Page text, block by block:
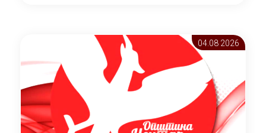
Скопје” број 9/2026), за времетраење од 3
(три) години од денот на потпишувањето на
Договорот за закуп со најповолниот
понудувач.
04.08 2026